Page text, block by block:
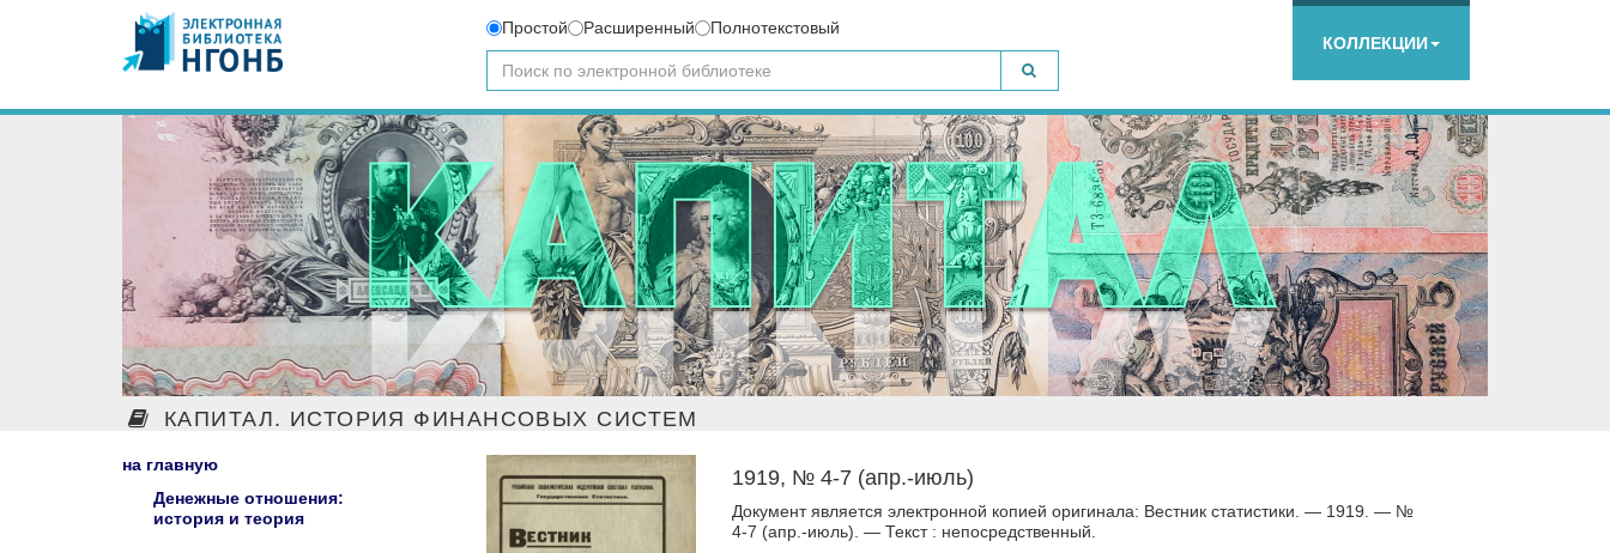
Простой Расширенный
Полнотекстовый
КОЛЛЕКЦИИ
КАПИТАЛ. ИСТОРИЯ ФИНАНСОВЫХ СИСТЕМ
на главную
Денежные отношения:
история и теория
1919, № 4-7 (апр.-июль)
Документ является электронной копией оригинала: Вестник статистики. — 1919. — №
4-7 (апр.-июль). — Текст : непосредственный.